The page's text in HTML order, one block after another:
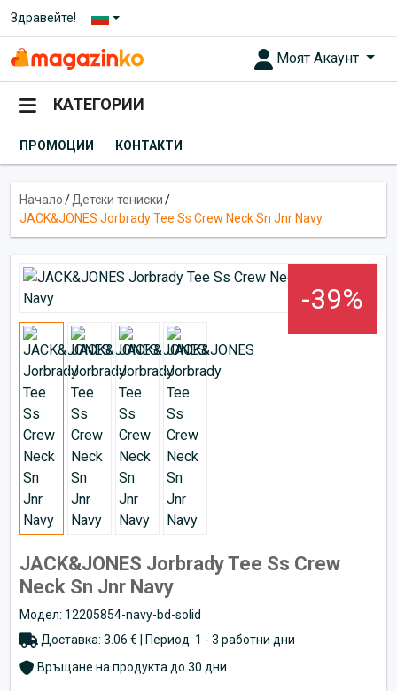
Здравейте!
Моят Акаунт
КАТЕГОРИИ
ПРОМОЦИИ КОНТАКТИ
Начало/Детски тениски/
JACK&JONES Jorbrady Tee Ss Crew Neck Sn Jnr Navy
-39%
JACK&JONES Jorbrady Tee Ss Crew
Neck Sn Jnr Navy
Модел: 12205854-navy-bd-solid
Доставка: 3.06 € | Период: 1 - 3 работни дни
Връщане на продукта до 30 дни